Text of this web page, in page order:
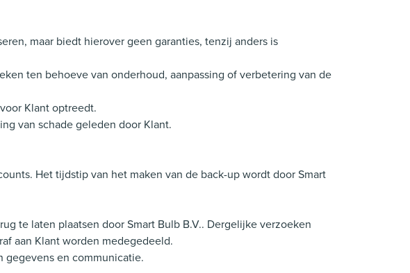
maar biedt hierover geen garanties, tenzij anders is
ten behoeve van onderhoud, aanpassing of verbetering van de
Klant optreedt.
van schade geleden door Klant.
Het tijdstip van het maken van de back-up wordt door Smart
te laten plaatsen door Smart Bulb B.V.. Dergelijke verzoeken
aan Klant worden medegedeeld.
gegevens en communicatie.